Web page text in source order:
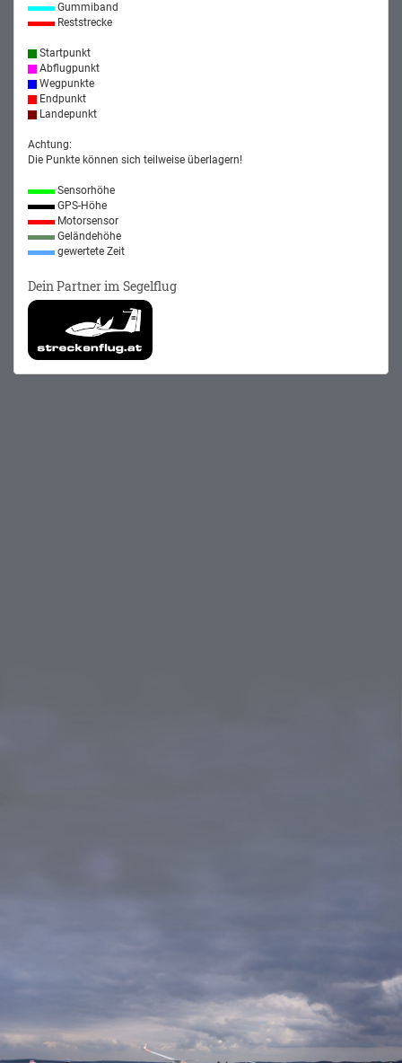
Gummiband
Reststrecke
Startpunkt
Abflugpunkt
Wegpunkte
Endpunkt
Landepunkt
Achtung:
Die Punkte können sich teilweise überlagern!
Sensorhöhe
GPS-Höhe
Motorsensor
Geländehöhe
gewertete Zeit
Dein Partner im Segelflug